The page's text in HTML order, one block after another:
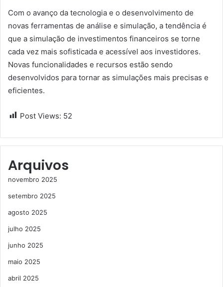
Com o avanço da tecnologia e o desenvolvimento de
novas ferramentas de análise e simulação, a tendência é
que a simulação de investimentos financeiros se torne
cada vez mais sofisticada e acessível aos investidores.
Novas funcionalidades e recursos estão sendo
desenvolvidos para tornar as simulações mais precisas e
eficientes.
Post Views: 52
Arquivos
novembro 2025
setembro 2025
agosto 2025
julho 2025
junho 2025
maio 2025
abril 2025